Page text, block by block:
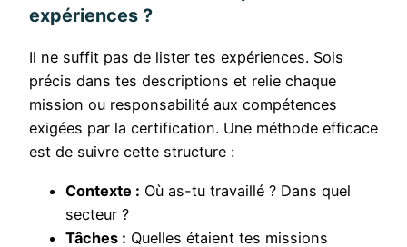
expériences ?
Il ne suffit pas de lister tes expériences. Sois
précis dans tes descriptions et relie chaque
mission ou responsabilité aux compétences
exigées par la certification. Une méthode efficace
est de suivre cette structure :
Contexte : Où as-tu travaillé ? Dans quel
secteur ?
Tâches : Quelles étaient tes missions